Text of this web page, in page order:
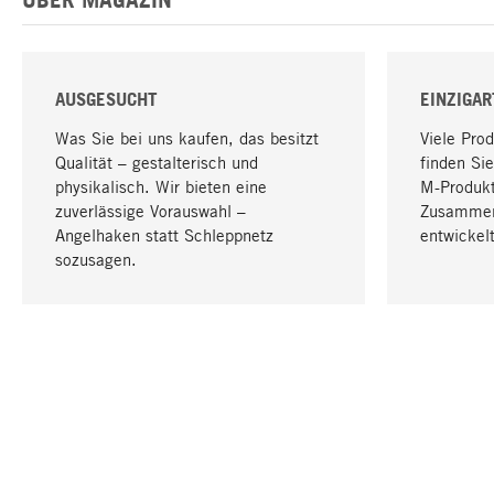
AUSGESUCHT
Was Sie bei uns kaufen, das besitzt
Qualität – gestalterisch und
physikalisch. Wir bieten eine
zuverlässige Vorauswahl –
Angelhaken statt Schleppnetz
sozusagen.
Viele
finden
M-